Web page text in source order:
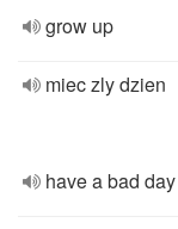
grow up
miec zly dzien
have a bad day